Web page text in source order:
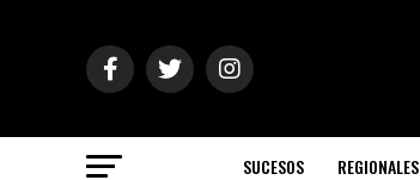
SUCESOS REGIONALES